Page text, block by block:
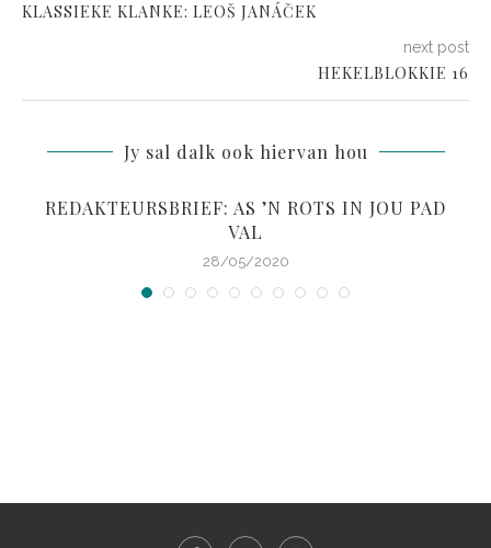
KLASSIEKE KLANKE: LEOŠ JANÁČEK
next post
HEKELBLOKKIE 16
Jy sal dalk ook hiervan hou
REDAKTEURSBRIEF: AS ’N ROTS IN JOU PAD
VAL
28/05/2020